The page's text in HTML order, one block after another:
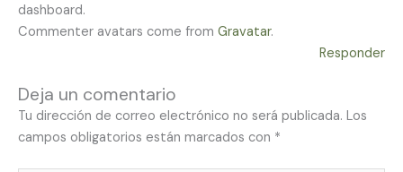
dashboard.
Commenter avatars come from Gravatar.
Responder
Deja un comentario
Tu dirección de correo electrónico no será publicada. Los
campos obligatorios están marcados con *